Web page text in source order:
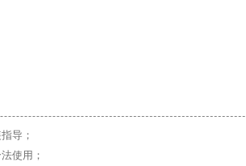
导；
使用；